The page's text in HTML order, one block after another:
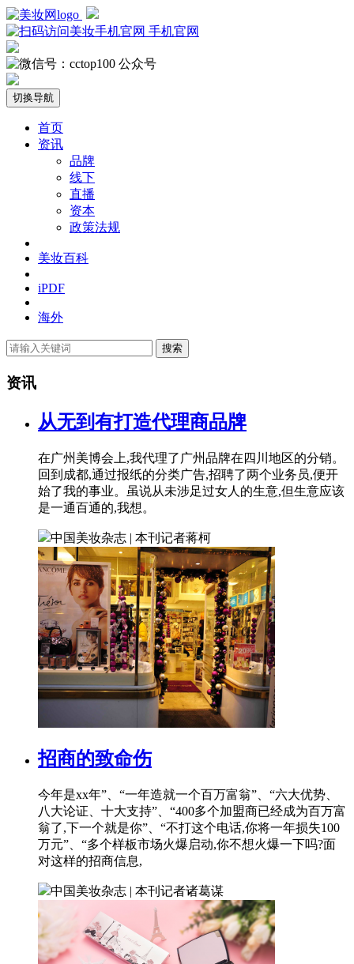
手机官网
公众号
切换导航
首页
资讯
品牌
线下
直播
资本
政策法规
美妆百科
iPDF
海外
搜索
资讯
从无到有打造代理商品牌
在广州美博会上,我代理了广州品牌在四川地区的分销。
回到成都,通过报纸的分类广告,招聘了两个业务员,便开
始了我的事业。虽说从未涉足过女人的生意,但生意应该
是一通百通的,我想。
中国美妆杂志 | 本刊记者蒋柯
招商的致命伤
今年是xx年”、“一年造就一个百万富翁”、“六大优势、
八大论证、十大支持”、“400多个加盟商已经成为百万富
翁了,下一个就是你”、“不打这个电话,你将一年损失100
万元”、“多个样板市场火爆启动,你不想火爆一下吗?面
对这样的招商信息,
中国美妆杂志 | 本刊记者诸葛谋